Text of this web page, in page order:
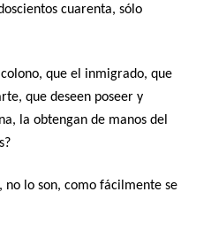
cuarenta, sólo
que el inmigrado, que
que deseen poseer y
la obtengan de manos del
no lo son, como fácilmente se